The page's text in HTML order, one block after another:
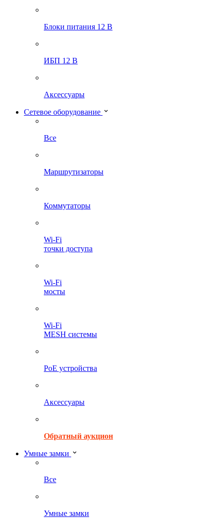
Блоки питания 12 В
ИБП 12 В
Аксессуары
Сетевое оборудование
Все
Маршрутизаторы
Коммутаторы
Wi-Fi
точки доступа
Wi-Fi
мосты
Wi-Fi
MESH системы
PoE устройства
Аксессуары
Обратный аукцион
Умные замки
Все
Умные замки